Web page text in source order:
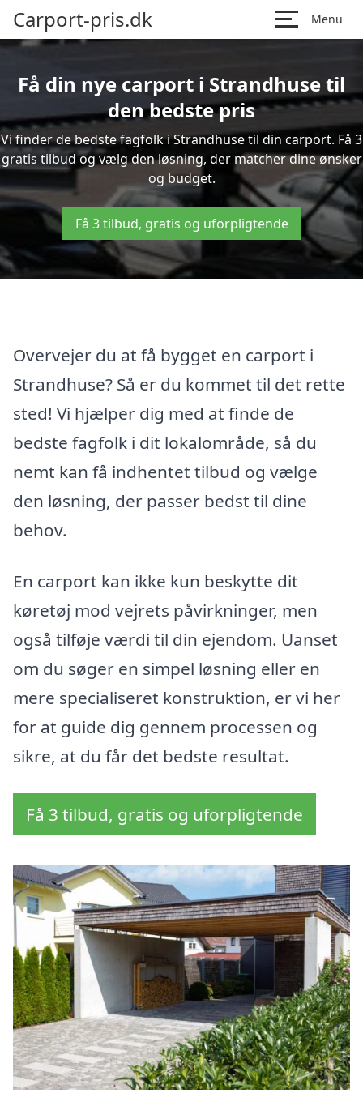
Carport-pris.dk Menu
Få din nye carport i Strandhuse til
den bedste pris
Vi finder de bedste fagfolk i Strandhuse til din carport. Få 3
gratis tilbud og vælg den løsning, der matcher dine ønsker
og budget.
Få 3 tilbud, gratis og uforpligtende
Overvejer du at få bygget en carport i
Strandhuse? Så er du kommet til det rette
sted! Vi hjælper dig med at finde de
bedste fagfolk i dit lokalområde, så du
nemt kan få indhentet tilbud og vælge
den løsning, der passer bedst til dine
behov.
En carport kan ikke kun beskytte dit
køretøj mod vejrets påvirkninger, men
også tilføje værdi til din ejendom. Uanset
om du søger en simpel løsning eller en
mere specialiseret konstruktion, er vi her
for at guide dig gennem processen og
sikre, at du får det bedste resultat.
Få 3 tilbud, gratis og uforpligtende